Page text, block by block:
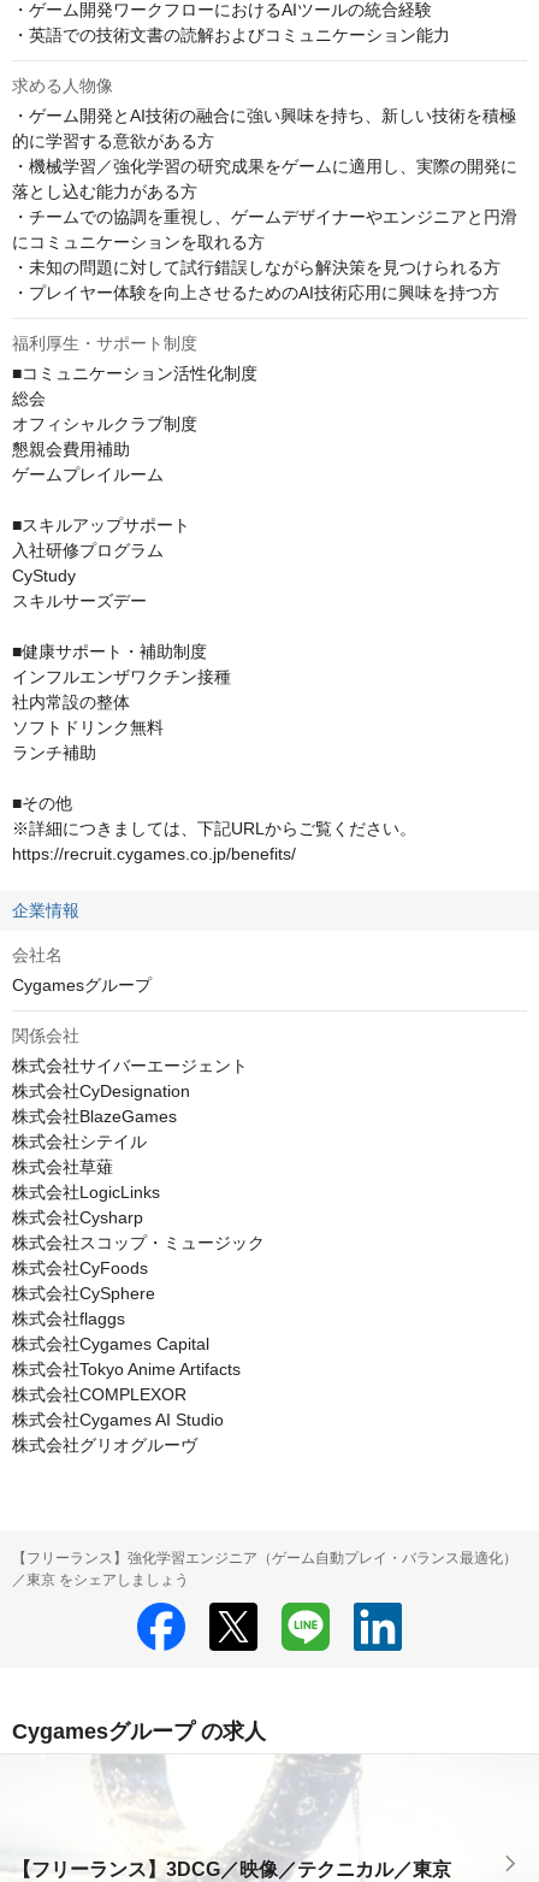
・ゲーム開発ワークフローにおけるAIツールの統合経験
・英語での技術文書の読解およびコミュニケーション能力
求める人物像
・ゲーム開発とAI技術の融合に強い興味を持ち、新しい技術を積極
的に学習する意欲がある方
・機械学習／強化学習の研究成果をゲームに適用し、実際の開発に
落とし込む能力がある方
・チームでの協調を重視し、ゲームデザイナーやエンジニアと円滑
にコミュニケーションを取れる方
・未知の問題に対して試行錯誤しながら解決策を見つけられる方
・プレイヤー体験を向上させるためのAI技術応用に興味を持つ方
福利厚生・サポート制度
■コミュニケーション活性化制度
総会
オフィシャルクラブ制度
懇親会費用補助
ゲームプレイルーム
■スキルアップサポート
入社研修プログラム
CyStudy
スキルサーズデー
■健康サポート・補助制度
インフルエンザワクチン接種
社内常設の整体
ソフトドリンク無料
ランチ補助
■その他
※詳細につきましては、下記URLからご覧ください。
https://recruit.cygames.co.jp/benefits/
企業情報
会社名
Cygamesグループ
関係会社
株式会社サイバーエージェント
株式会社CyDesignation
株式会社BlazeGames
株式会社シテイル
株式会社草薙
株式会社LogicLinks
株式会社Cysharp
株式会社スコップ・ミュージック
株式会社CyFoods
株式会社CySphere
株式会社flaggs
株式会社Cygames Capital
株式会社Tokyo Anime Artifacts
株式会社COMPLEXOR
株式会社Cygames AI Studio
株式会社グリオグルーヴ
【フリーランス】強化学習エンジニア（ゲーム自動プレイ・バランス最適化）
／東京 をシェアしましょう
Cygamesグループ の求人
【フリーランス】3DCG／映像／テクニカル／東京